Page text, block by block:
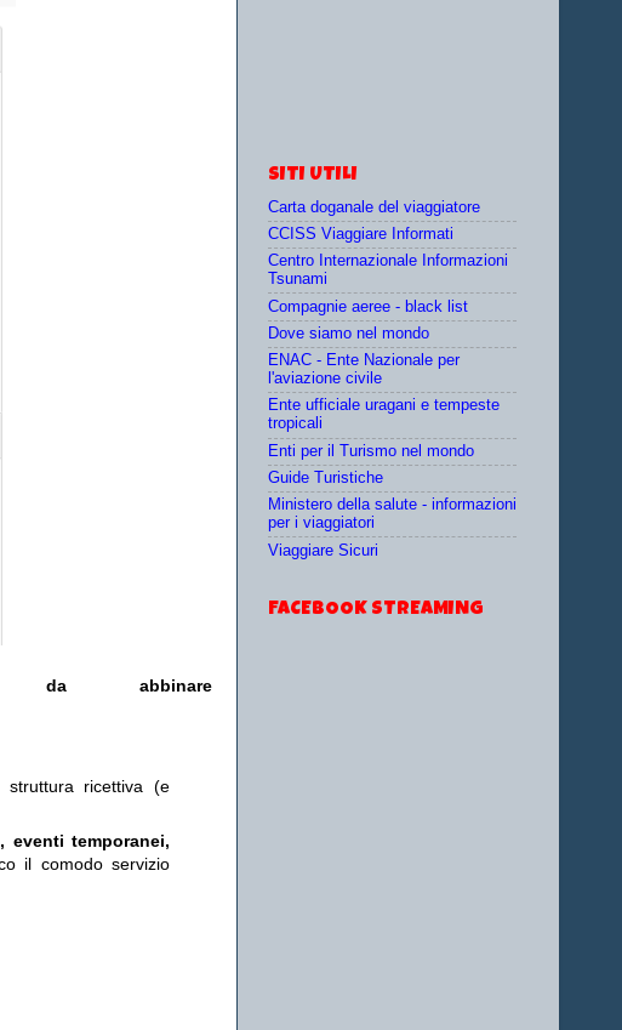
abbinare
ricettiva (e
eventi temporanei,
il comodo servizio
SITI UTILI
Carta doganale del viaggiatore
CCISS Viaggiare Informati
Centro Internazionale Informazioni
Tsunami
Compagnie aeree - black list
Dove siamo nel mondo
ENAC - Ente Nazionale per
l'aviazione civile
Ente ufficiale uragani e tempeste
tropicali
Enti per il Turismo nel mondo
Guide Turistiche
Ministero della salute - informazioni
per i viaggiatori
Viaggiare Sicuri
FACEBOOK STREAMING